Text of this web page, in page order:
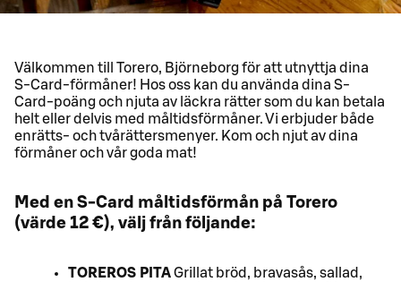
Välkommen till Torero, Björneborg för att utnyttja dina
S-Card-förmåner! Hos oss kan du använda dina S-
Card-poäng och njuta av läckra rätter som du kan betala
helt eller delvis med måltidsförmåner. Vi erbjuder både
enrätts- och tvårättersmenyer. Kom och njut av dina
förmåner och vår goda mat!
Med en S-Card måltidsförmån på Torero
(värde 12 €), välj från följande:
TOREROS PITAGrillat bröd, bravasås, sallad,